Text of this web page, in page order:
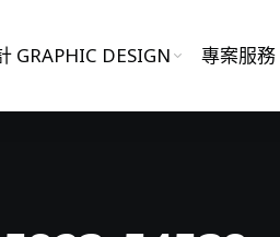
GRAPHIC DESIGN 專案服務
影片作品